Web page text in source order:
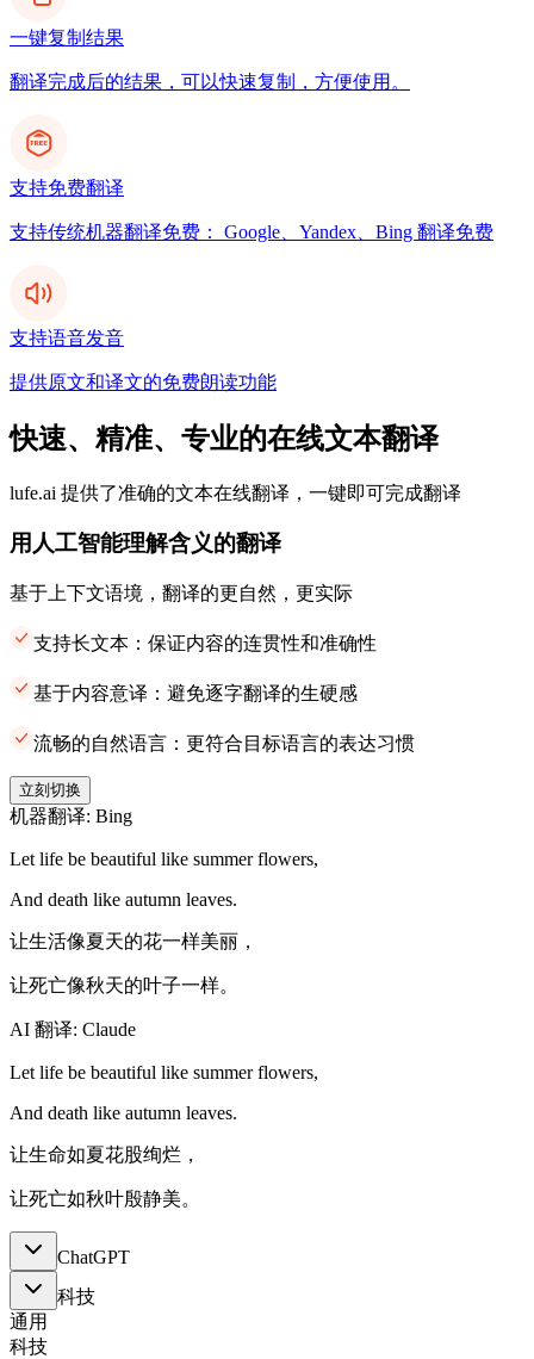
一键复制结果
翻译完成后的结果，可以快速复制，方便使用。
支持免费翻译
支持传统机器翻译免费： Google、Yandex、Bing 翻译免费
支持语音发音
提供原文和译文的免费朗读功能
快速、精准、专业的在线文本翻译
lufe.ai 提供了准确的文本在线翻译，一键即可完成翻译
用人工智能理解含义的翻译
基于上下文语境，翻译的更自然，更实际
支持长文本：保证内容的连贯性和准确性
基于内容意译：避免逐字翻译的生硬感
流畅的自然语言：更符合目标语言的表达习惯
立刻切换
机器翻译: Bing
Let life be beautiful like summer flowers,
And death like autumn leaves.
让生活像夏天的花一样美丽，
让死亡像秋天的叶子一样。
AI 翻译: Claude
Let life be beautiful like summer flowers,
And death like autumn leaves.
让生命如夏花股绚烂，
让死亡如秋叶殷静美。
ChatGPT
科技
通用
科技